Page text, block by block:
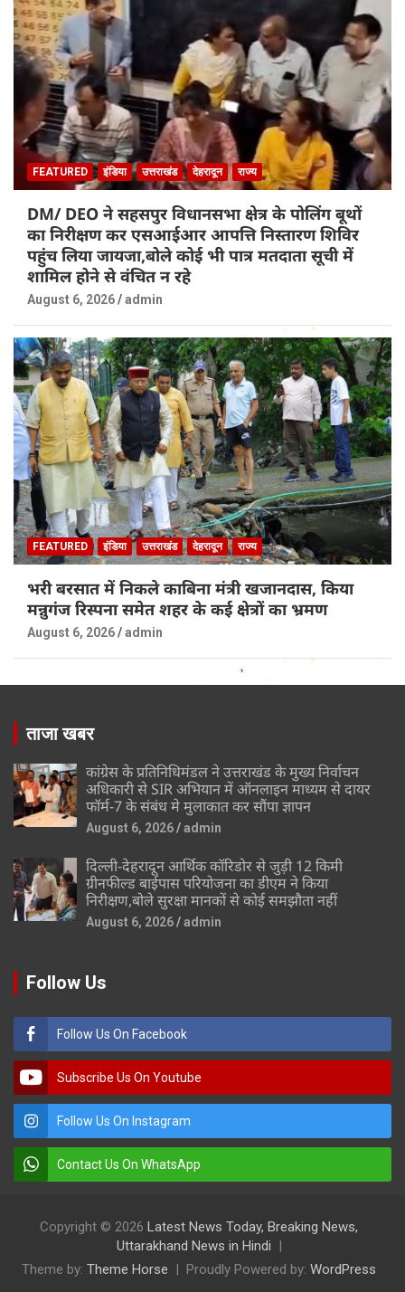
FEATURED इंडिया उत्तराखंड देहरादून राज्य
DM/ DEO ने सहसपुर विधानसभा क्षेत्र के पोलिंग बूथों
का निरीक्षण कर एसआईआर आपत्ति निस्तारण शिविर
पहुंच लिया जायजा,बोले कोई भी पात्र मतदाता सूची में
शामिल होने से वंचित न रहे
August 6, 2026 admin
FEATURED इंडिया उत्तराखंड देहरादून राज्य
भरी बरसात में निकले काबिना मंत्री खजानदास, किया
मन्नुगंज रिस्पना समेत शहर के कई क्षेत्रों का भ्रमण
August 6, 2026 admin
ताजा खबर
कांग्रेस के प्रतिनिधिमंडल ने उत्तराखंड के मुख्य निर्वाचन
अधिकारी से SIR अभियान में ऑनलाइन माध्यम से दायर
फॉर्म-7 के संबंध मे मुलाकात कर सौंपा ज्ञापन
August 6, 2026 admin
दिल्ली-देहरादून आर्थिक कॉरिडोर से जुड़ी 12 किमी
ग्रीनफील्ड बाईपास परियोजना का डीएम ने किया
निरीक्षण,बोले सुरक्षा मानकों से कोई समझौता नहीं
August 6, 2026 admin
Follow Us
Follow Us On Facebook
Subscribe Us On Youtube
Follow Us On Instagram
Contact Us On WhatsApp
Copyright © 2026 Latest News Today, Breaking News,
Uttarakhand News in Hindi
Theme by: Theme Horse Proudly Powered by: WordPress